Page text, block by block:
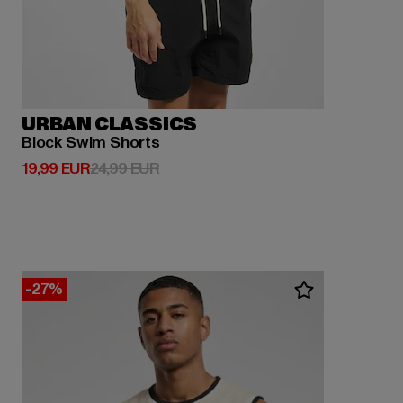
URBAN CLASSICS
Block Swim Shorts
19,99 EUR
Derzeitiger Preis: 19,99 EUR
24,99 EURAktionspreis: 24,99 EUR
-27%